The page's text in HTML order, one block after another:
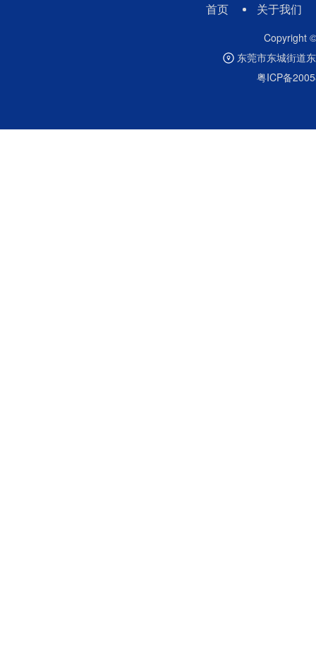
首页 关于我们
Copyright
东莞市东城街道
粤ICP备